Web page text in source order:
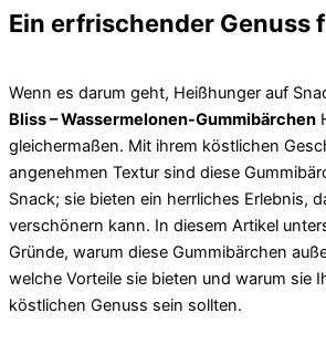
Ein erfrischender Genuss
Wenn es darum geht, Heißhunger auf
Bliss – Wassermelonen-Gummibärchen
gleichermaßen. Mit ihrem köstlichen
angenehmen Textur sind diese
Snack; sie bieten ein herrliches Erlebnis,
verschönern kann. In diesem Artikel
Gründe, warum diese Gummibärchen
welche Vorteile sie bieten und warum sie
köstlichen Genuss sein sollten.